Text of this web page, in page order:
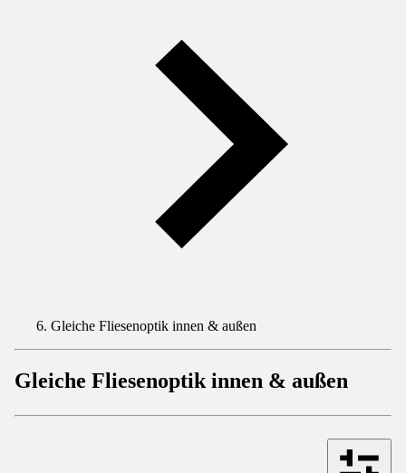
Gleiche Fliesenoptik innen & außen
Gleiche Fliesenoptik innen & außen